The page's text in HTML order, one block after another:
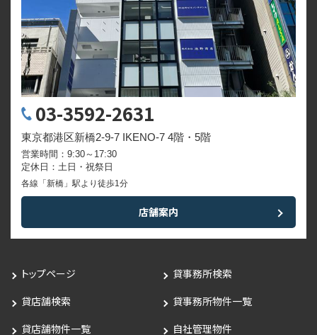
03-3592-2631
東京都港区新橋2-9-7 IKENO-7 4階・5階
営業時間：9:30～17:30
定休日：土日・祝祭日
各線「新橋」駅より徒歩1分
店舗案内
トップページ
貸事務所検索
貸店舗検索
貸事務所物件一覧
貸店舗物件一覧
自社管理物件